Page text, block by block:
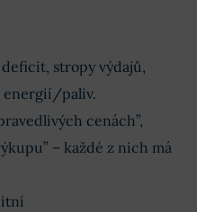
deficit, stropy výdajů,
energií/paliv.
cenách”,
– každé z nich má